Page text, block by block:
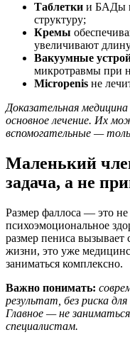
Таблетки и БАДы
структуру;
Кремы
увеличивают
Вакуумные
микротравмы при
Micropenis не
Доказательная
основное лечение. Их
вспомогательные —
Маленький
задача, а не
Размер фаллоса — это не
психоэмоциональное
размер пениса вызывает
жизни, это уже
заниматься комплексно.
Важно понимать:
результат, без риска
Главное — не
специалистам.